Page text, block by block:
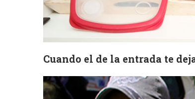
Cuando el de la entrada te